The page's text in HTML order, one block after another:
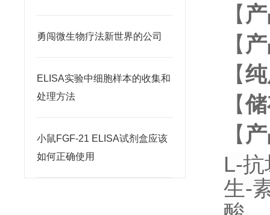
勇闯微生物疗法新世界的公司
ELISA实验中细胞样本的收集和
处理方法
小鼠FGF-21 ELISA试剂盒应该
如何正确使用
【
【
【
【
【
L-抗
生-